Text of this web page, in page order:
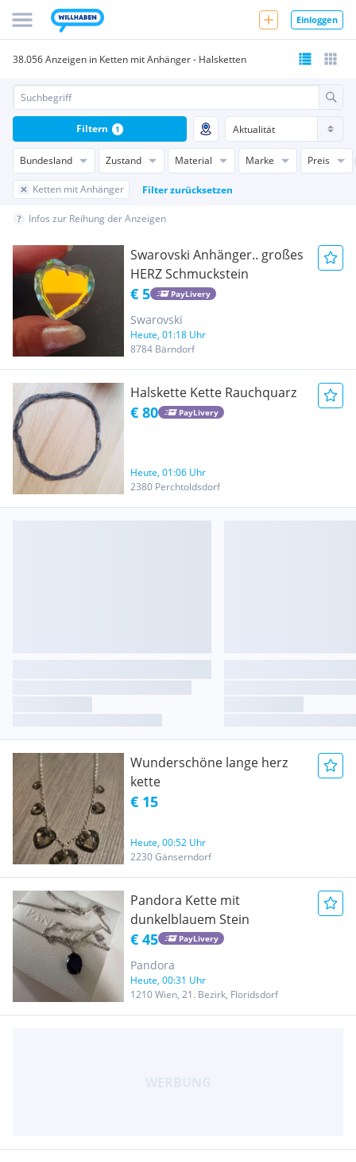
Einloggen
38.056 Anzeigen in Ketten mit Anhänger - Halsketten
Bundesland Zustand Material Marke Preis
Ketten mit Anhänger Filter zurücksetzen
Filtern 1
Infos zur Reihung der Anzeigen
Swarovski Anhänger.. großes
HERZ Schmuckstein
€ 5 PayLivery
Swarovski
Heute, 01:18 Uhr
8784 Bärndorf
Halskette Kette Rauchquarz
€ 80 PayLivery
Heute, 01:06 Uhr
2380 Perchtoldsdorf
Wunderschöne lange herz
kette
€ 15
Heute, 00:52 Uhr
2230 Gänserndorf
Pandora Kette mit
dunkelblauem Stein
€ 45 PayLivery
Pandora
Heute, 00:31 Uhr
1210 Wien, 21. Bezirk, Floridsdorf